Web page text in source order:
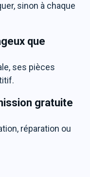
sinon à chaque
que
ses pièces
gratuite
réparation ou